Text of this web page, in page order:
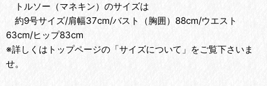
トルソー（マネキン）のサイズは
約9号サイズ/肩幅37cm/バスト（胸囲）88cm/ウエスト
63cm/ヒップ83cm
※詳しくはトップページの「サイズについて」をご覧下さいま
せ。